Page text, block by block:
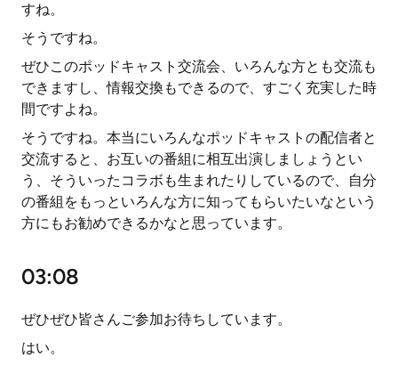
すね。
そうですね。
ぜひこのポッドキャスト交流会、いろんな方とも交流も
できますし、情報交換もできるので、すごく充実した時
間ですよね。
そうですね。本当にいろんなポッドキャストの配信者と
交流すると、お互いの番組に相互出演しましょうとい
う、そういったコラボも生まれたりしているので、自分
の番組をもっといろんな方に知ってもらいたいなという
方にもお勧めできるかなと思っています。
03:08
ぜひぜひ皆さんご参加お待ちしています。
はい。